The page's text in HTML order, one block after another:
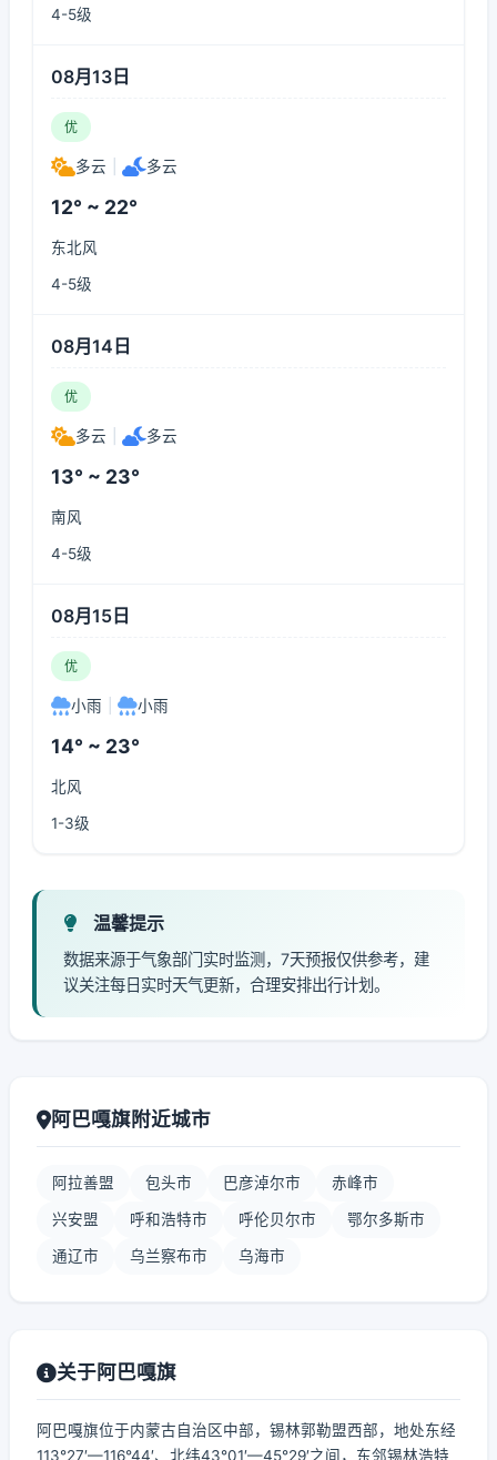
4-5级
08月13日
优
多云 多云
12° ~ 22°
东北风
4-5级
08月14日
优
多云 多云
13° ~ 23°
南风
4-5级
08月15日
优
小雨 小雨
14° ~ 23°
北风
1-3级
温馨提示
数据来源于气象部门实时监测，7天预报仅供参考，建
议关注每日实时天气更新，合理安排出行计划。
阿巴嘎旗附近城市
阿拉善盟 包头市 巴彦淖尔市 赤峰市
兴安盟 呼和浩特市 呼伦贝尔市 鄂尔多斯市
通辽市 乌兰察布市 乌海市
关于阿巴嘎旗
阿巴嘎旗位于内蒙古自治区中部，锡林郭勒盟西部，地处东经
113°27′—116°44′、北纬43°01′—45°29′之间，东邻锡林浩特